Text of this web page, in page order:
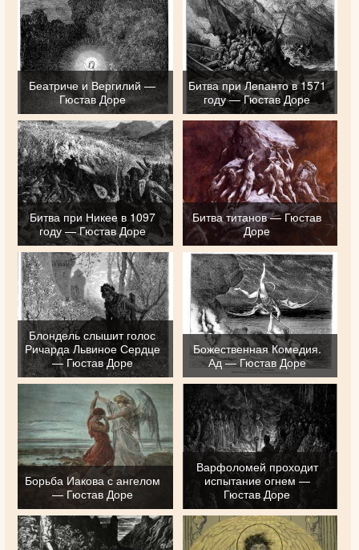
Беатриче и Вергилий —
Гюстав Доре
Битва при Лепанто в 1571
году — Гюстав Доре
Битва при Никее в 1097
году — Гюстав Доре
Битва титанов — Гюстав
Доре
Блондель слышит голос
Ричарда Львиное Сердце
— Гюстав Доре
Божественная Комедия.
Ад — Гюстав Доре
Борьба Иакова с ангелом
— Гюстав Доре
Варфоломей проходит
испытание огнем —
Гюстав Доре